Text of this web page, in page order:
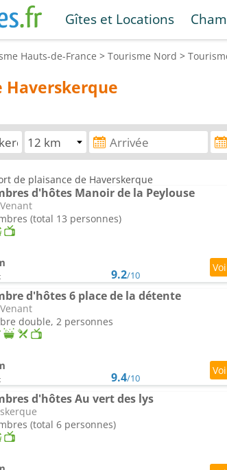
Gîtes et Locations
Hauts-de-France > Tourisme Nord >
Haverskerque
de plaisance de Haverskerque
d'hôtes Manoir de la Peylouse
(total 13 personnes)
9.2/10
d'hôtes 6 place de la détente
double, 2 personnes
9.4/10
d'hôtes Au vert des lys
(total 6 personnes)